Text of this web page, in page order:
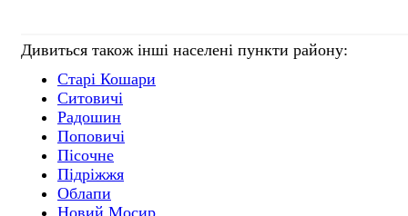
Дивиться також інші населені пункти району:
Старі Кошари
Ситовичі
Радошин
Поповичі
Пісочне
Підріжжя
Облапи
Новий Мосир